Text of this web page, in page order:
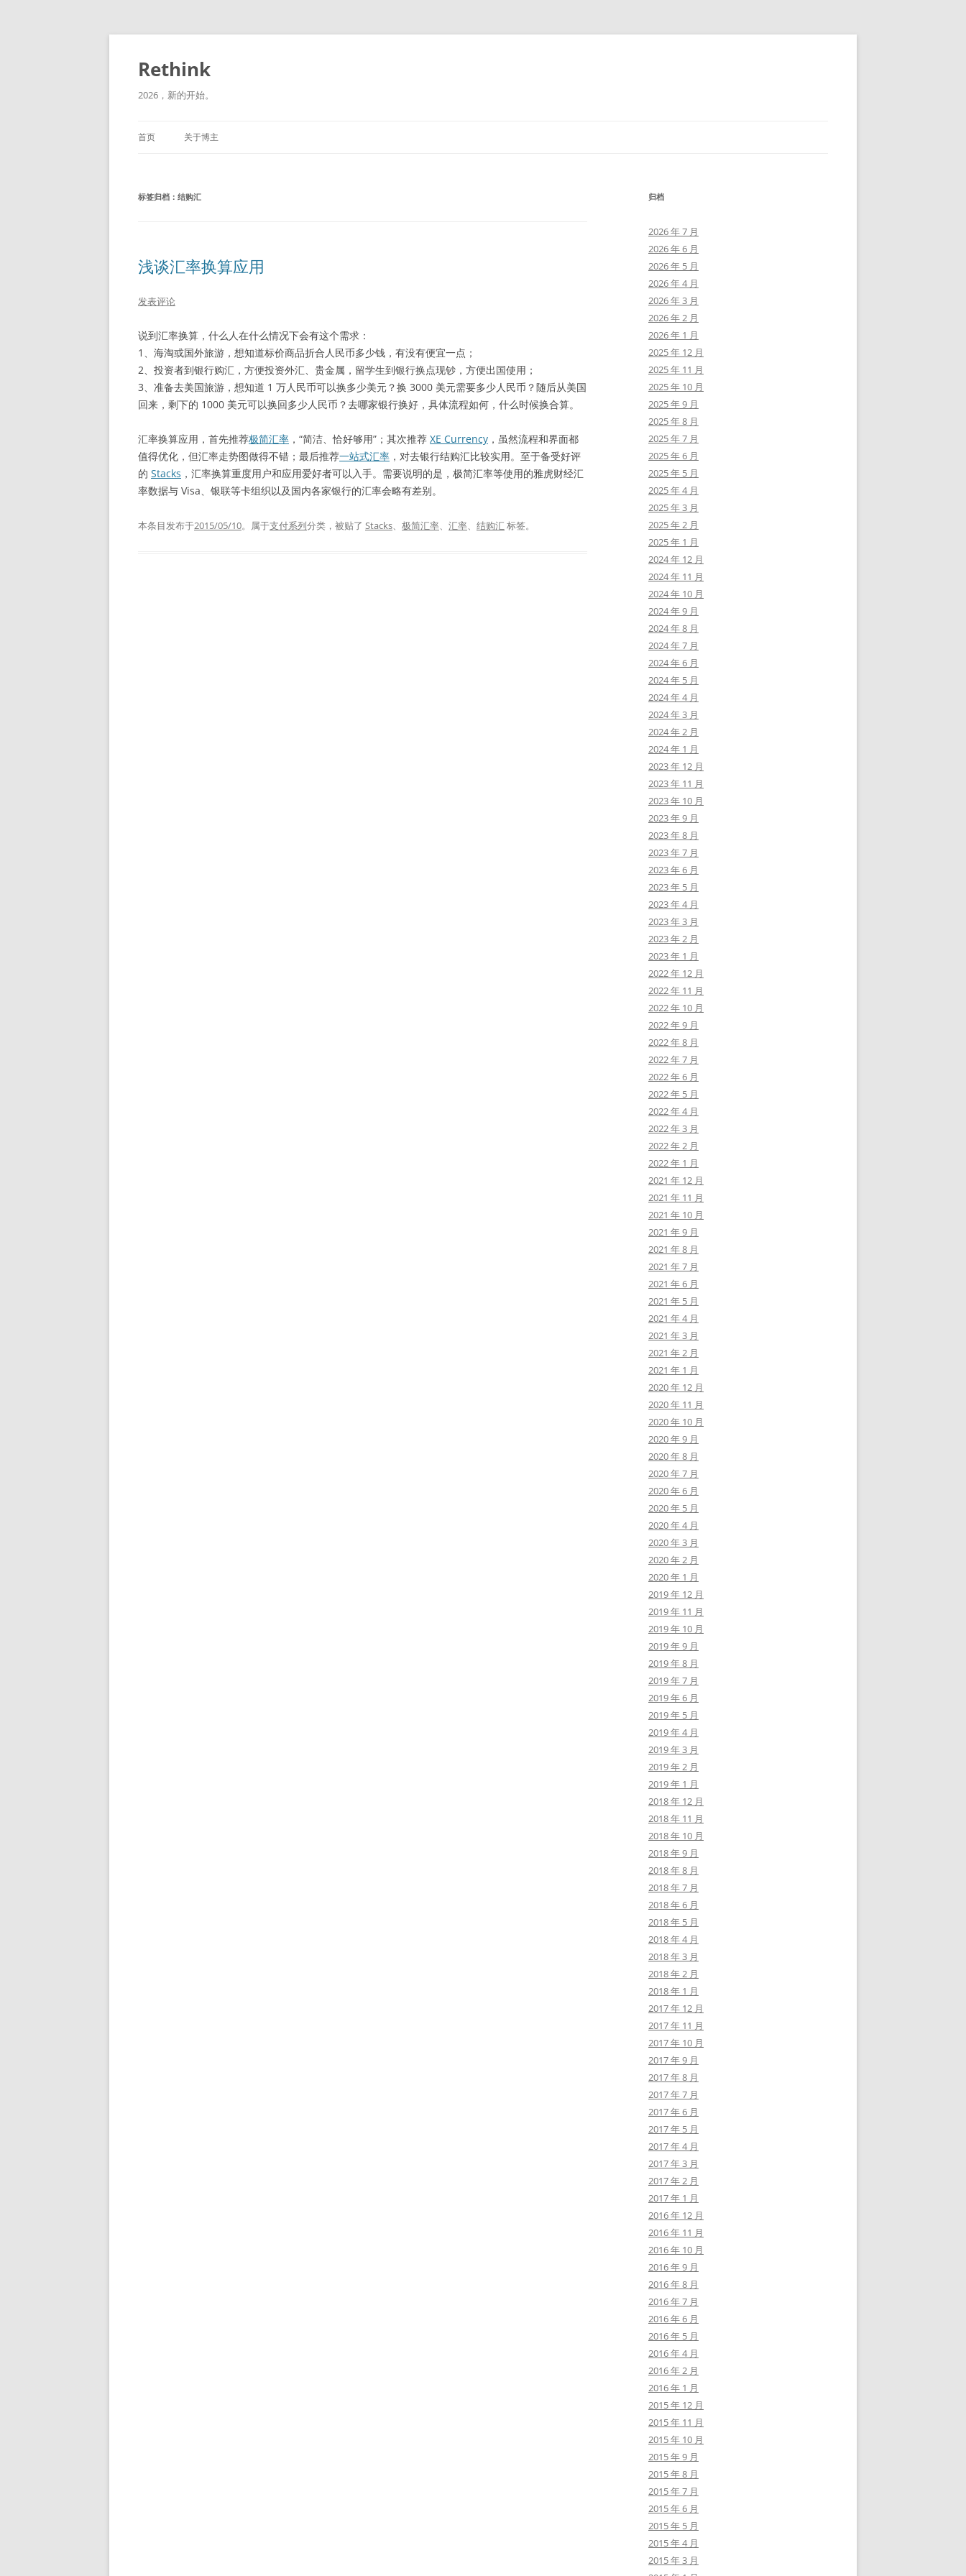
跳
文
Rethink
2026，新的开始。
首页 关于博主
标签归档： 结购汇
浅谈汇率换算应用
发表评论
说到汇率换算，什么人在什么情况下会有这个需求：
1、海淘或国外旅游，想知道标价商品折合人民币多少钱，有没有便宜一点；
2、投资者到银行购汇，方便投资外汇、贵金属，留学生到银行换点现钞，方便出国使用；
3、准备去美国旅游，想知道 1 万人民币可以换多少美元？换 3000 美元需要多少人民币？随后从美国
回来，剩下的 1000 美元可以换回多少人民币？去哪家银行换好，具体流程如何，什么时候换合算。
汇率换算应用，首先推荐极简汇率 ，“简洁、恰好够用”；其次推荐 XE Currency ，虽然流程和界面都
值得优化，但汇率走势图做得不错；最后推荐一站式汇率 ，对去银行结购汇比较实用。至于备受好评
的 Stacks ，汇率换算重度用户和应用爱好者可以入手。需要说明的是，极简汇率等使用的雅虎财经汇
率数据与 Visa、银联等卡组织以及国内各家银行的汇率会略有差别。
本条目发布于2015/05/10。属于支付系列分类，被贴了 Stacks、 极简汇率、 汇率、 结购汇 标签。
归档
2026 年 7 月
2026 年 6 月
2026 年 5 月
2026 年 4 月
2026 年 3 月
2026 年 2 月
2026 年 1 月
2025 年 12 月
2025 年 11 月
2025 年 10 月
2025 年 9 月
2025 年 8 月
2025 年 7 月
2025 年 6 月
2025 年 5 月
2025 年 4 月
2025 年 3 月
2025 年 2 月
2025 年 1 月
2024 年 12 月
2024 年 11 月
2024 年 10 月
2024 年 9 月
2024 年 8 月
2024 年 7 月
2024 年 6 月
2024 年 5 月
2024 年 4 月
2024 年 3 月
2024 年 2 月
2024 年 1 月
2023 年 12 月
2023 年 11 月
2023 年 10 月
2023 年 9 月
2023 年 8 月
2023 年 7 月
2023 年 6 月
2023 年 5 月
2023 年 4 月
2023 年 3 月
2023 年 2 月
2023 年 1 月
2022 年 12 月
2022 年 11 月
2022 年 10 月
2022 年 9 月
2022 年 8 月
2022 年 7 月
2022 年 6 月
2022 年 5 月
2022 年 4 月
2022 年 3 月
2022 年 2 月
2022 年 1 月
2021 年 12 月
2021 年 11 月
2021 年 10 月
2021 年 9 月
2021 年 8 月
2021 年 7 月
2021 年 6 月
2021 年 5 月
2021 年 4 月
2021 年 3 月
2021 年 2 月
2021 年 1 月
2020 年 12 月
2020 年 11 月
2020 年 10 月
2020 年 9 月
2020 年 8 月
2020 年 7 月
2020 年 6 月
2020 年 5 月
2020 年 4 月
2020 年 3 月
2020 年 2 月
2020 年 1 月
2019 年 12 月
2019 年 11 月
2019 年 10 月
2019 年 9 月
2019 年 8 月
2019 年 7 月
2019 年 6 月
2019 年 5 月
2019 年 4 月
2019 年 3 月
2019 年 2 月
2019 年 1 月
2018 年 12 月
2018 年 11 月
2018 年 10 月
2018 年 9 月
2018 年 8 月
2018 年 7 月
2018 年 6 月
2018 年 5 月
2018 年 4 月
2018 年 3 月
2018 年 2 月
2018 年 1 月
2017 年 12 月
2017 年 11 月
2017 年 10 月
2017 年 9 月
2017 年 8 月
2017 年 7 月
2017 年 6 月
2017 年 5 月
2017 年 4 月
2017 年 3 月
2017 年 2 月
2017 年 1 月
2016 年 12 月
2016 年 11 月
2016 年 10 月
2016 年 9 月
2016 年 8 月
2016 年 7 月
2016 年 6 月
2016 年 5 月
2016 年 4 月
2016 年 2 月
2016 年 1 月
2015 年 12 月
2015 年 11 月
2015 年 10 月
2015 年 9 月
2015 年 8 月
2015 年 7 月
2015 年 6 月
2015 年 5 月
2015 年 4 月
2015 年 3 月